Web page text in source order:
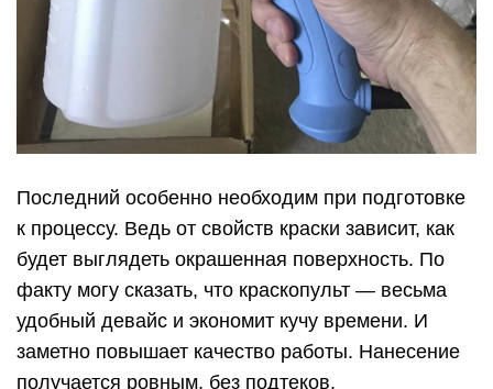
Последний особенно необходим при подготовке
к процессу. Ведь от свойств краски зависит, как
будет выглядеть окрашенная поверхность. По
факту могу сказать, что краскопульт — весьма
удобный девайс и экономит кучу времени. И
заметно повышает качество работы. Нанесение
получается ровным, без подтеков.